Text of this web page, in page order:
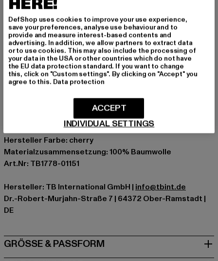
Modernes Oversized T-Shirt in Rot von Urban
Classics
Fein gerippter Rundhalsausschnitt
Lockere Passform
Anlass: Alltag, Bequem, Chillen, Freizeit, Basic
Ausschnitt: Rundhals
Ärmelart: Kurzarm
Hersteller Farbe: cherry
Materialzusammensetzung: 100% Baumwolle
Art.Nr: TB1778-01151
Hersteller: TB International GmbH | info@tbint.de
Dr.-Robert-Murjahn-Straße 7 | 64372 Ober-Ramstadt |
DE
GRÖSSE & PASSFORM
DefShop uses cookies to improve your use experience,
save your preferences, analyse use behaviour and to
provide and measure interest-based contents and
advertising. In addition, we allow partners to extract data
or to use cookies. This may also include the processing of
your data in the USA or other countries which do not have
the EU data protection standard. If you want to change
this, click on "Custom settings". By clicking on "Accept" you
agree to this. Data protection
INDIVIDUAL SETTINGS
ACCEPT